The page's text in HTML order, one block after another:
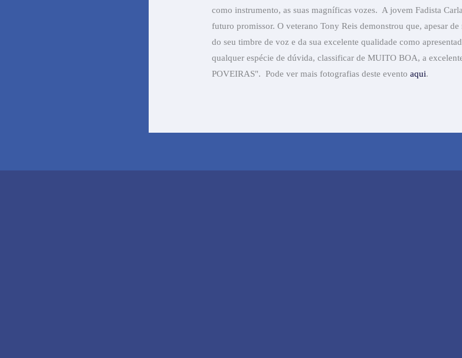
como instrumento, as suas magníficas vozes. A jovem Fadista
futuro promissor. O veterano Tony Reis demonstrou que, apesar
do seu timbre de voz e da sua excelente qualidade como
qualquer espécie de dúvida, classificar de MUITO BOA, a
POVEIRAS". Pode ver mais fotografias deste evento aqui.